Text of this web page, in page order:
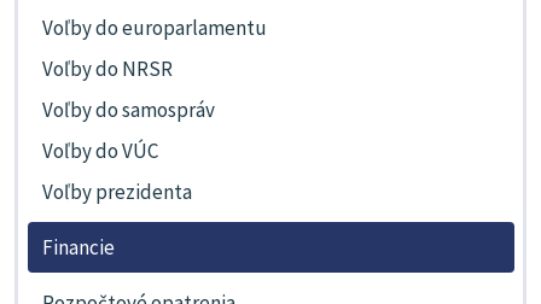
Voľby do europarlamentu
Voľby do NRSR
Voľby do samospráv
Voľby do VÚC
Voľby prezidenta
Financie